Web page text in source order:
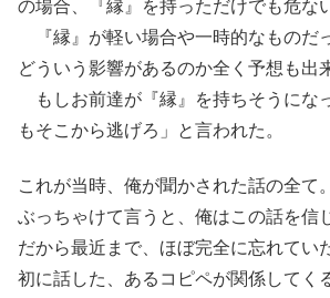
の場合、『縁』を持っただけでも危な
『縁』が軽い場合や一時的なものだ
どういう影響があるのか全く予想も出
もしお前達が『縁』を持ちそうにな
もそこから逃げろ」と言われた。
これが当時、俺が聞かされた話の全て。
ぶっちゃけて言うと、俺はこの話を信
だから最近まで、ほぼ完全に忘れてい
初に話した、あるコピペが関係してく